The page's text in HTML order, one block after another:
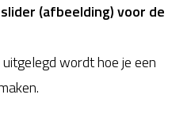
(afbeelding) voor de
wordt hoe je een